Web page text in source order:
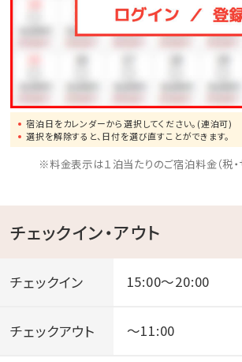
宿泊日をカレンダーから選択してください。(連泊可)
選択を解除すると、日付を選び直すことができます。
※料金表示は１泊当たりのご宿泊料金（税・
チェックイン・アウト
チェックイン 15:00～20:00
チェックアウト ～11:00